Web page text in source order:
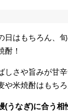
日はもちろん、
酎！
しさや旨みが甘
や米焼酎はもち
(うなぎ)に合う相